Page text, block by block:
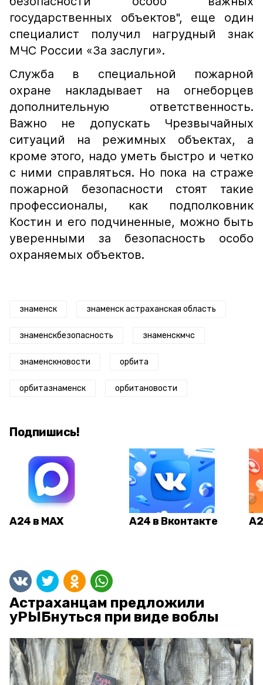
государственных объектов", еще один
специалист получил нагрудный знак
МЧС России «За заслуги».
Служба в специальной пожарной
охране накладывает на огнеборцев
дополнительную ответственность.
Важно не допускать Чрезвычайных
ситуаций на режимных объектах, а
кроме этого, надо уметь быстро и четко
с ними справляться. Но пока на страже
пожарной безопасности стоят такие
профессионалы, как подполковник
Костин и его подчиненные, можно быть
уверенными за безопасность особо
охраняемых объектов.
знаменск знаменск астраханская область
знаменскбезопасность знаменскмчс
знаменскновости орбита
орбитазнаменск орбитановости
Подпишись!
А24 в MAX А24 в Вконтакте
Астраханцам предложили
уРЫБнуться при виде воблы